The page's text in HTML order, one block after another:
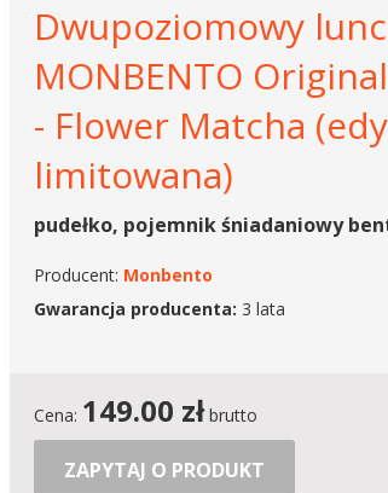
Dwupoziomowy
MONBENTO
- Flower Matcha
limitowana)
pudełko, pojemnik śniadaniowy
Producent: Monbento
Gwarancja producenta: 3 lata
Cena: 149.00 złbrutto
ZAPYTAJ O PRODUKT